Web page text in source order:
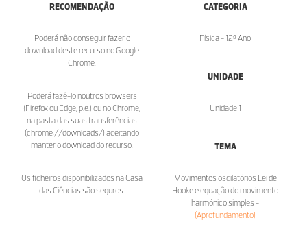
RECOMENDAÇÃO
Poderá não conseguir fazer o
download deste recurso no Google
Chrome.
Poderá fazê-lo noutros browsers
(Firefox ou Edge, p.e.) ou no Chrome,
na pasta das suas transferências
(chrome://downloads/) aceitando
manter o download do recurso.
Os ficheiros disponibilizados na Casa
das Ciências são seguros.
CATEGORIA
Física - 12º Ano
UNIDADE
Unidade 1
TEMA
Movimentos oscilatórios Lei de
Hooke e equação do movimento
harmónico simples -
(Aprofundamento)